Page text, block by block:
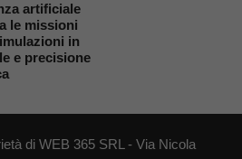
artificiale
le missioni
in
e precisione
di WEB 365 SRL - Via Nicola